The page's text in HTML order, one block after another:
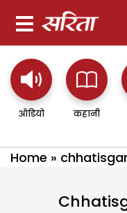
ऑडियो कहानी
Home »